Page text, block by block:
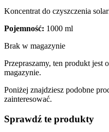
Koncentrat do czyszczenia
Pojemność: 1000 ml
Brak w magazynie
Przepraszamy, ten produkt jest
magazynie.
Poniżej znajdziesz podobne
zainteresować.
Sprawdź te produkty